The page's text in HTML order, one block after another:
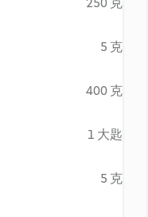
5 克
400 克
1 大匙
5 克